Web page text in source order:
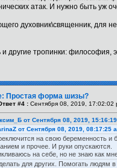
атак. И нужно быть уж
духовник\священник, для
и другие тропинки: философия,
Простая форма шизы?
#4 : Сентября 08, 2019, 17:02:02
от Сентября 08, 2019,
от Сентября 08, 2019, 08:17:25
на свою беременность и
и прочее. И руки опускаются.
на себе, но не знаю как
для других. Помогать людям